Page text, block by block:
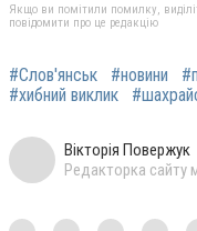
Якщо ви помітили помилку,
повідомити про це редакцію
#Слов'янськ #новини
#хибний виклик
Вікторія Повержук
Редакторка сайту